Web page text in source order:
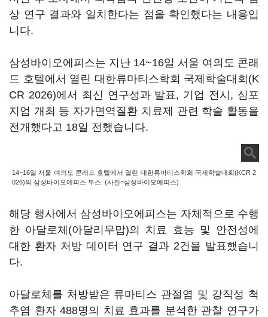
상 연구 결과와 일치한다는 점을 확인했다는 내용입
니다.
삼성바이오에피스는 지난 14~16일 서울 여의도 콘래
드 호텔에서 열린 대한류마티스학회 국제학술대회(K
CR 2026)에서 최신 연구성과 발표, 기업 전시, 심포
지엄 개최 등 자가면역질환 치료제 관련 학술 활동을
전개했다고 18일 전했습니다.
14~16일 서울 여의도 콘래드 호텔에서 열린 대한류마티스학회 국제학술대회(KCR 2
026)의 삼성바이오에피스 부스. (사진=삼성바이오에피스)
해당 행사에서 삼성바이오에피스는 자체적으로 수행
한 아달로체(아달리무맙)의 치료 효능 및 안전성에
대한 환자 처방 데이터 연구 결과 2건을 발표했습니
다.
아달로체를 처방받은 류마티스 관절염 및 강직성 척
추염 환자 488명의 치료 효과를 분석한 관찰 연구가